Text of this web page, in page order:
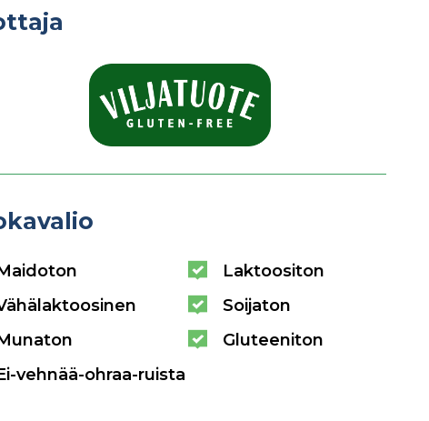
Laktoositon
Soijaton
Gluteeniton
vehnää-ohraa-ruista